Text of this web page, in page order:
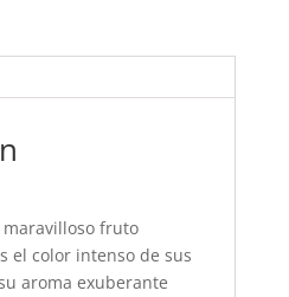
maravilloso fruto
el color intenso de sus
aroma exuberante